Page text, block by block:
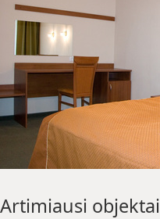
Artimiausi objektai